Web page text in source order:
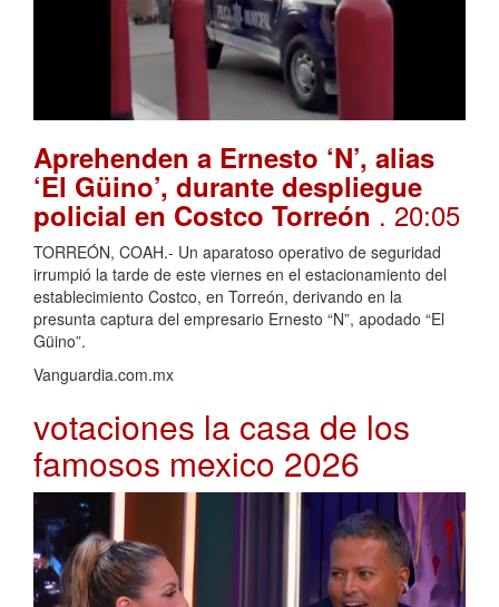
Aprehenden a Ernesto ‘N’, alias
‘El Güino’, durante despliegue
policial en Costco Torreón. 20:05
TORREÓN, COAH.- Un aparatoso operativo de seguridad
irrumpió la tarde de este viernes en el estacionamiento del
establecimiento Costco, en Torreón, derivando en la
presunta captura del empresario Ernesto “N”, apodado “El
Güino”.
Vanguardia.com.mx
votaciones la casa de los
famosos mexico 2026